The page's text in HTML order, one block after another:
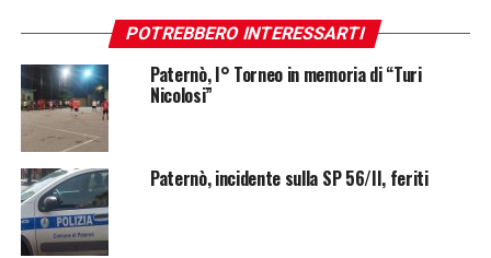
POTREBBERO INTERESSARTI
Paternò, I° Torneo in memoria di “Turi
Nicolosi”
Paternò, incidente sulla SP 56/II, feriti